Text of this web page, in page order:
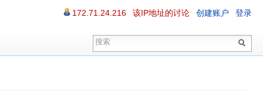
172.71.24.216 该IP地址的讨论 创建账户 登录